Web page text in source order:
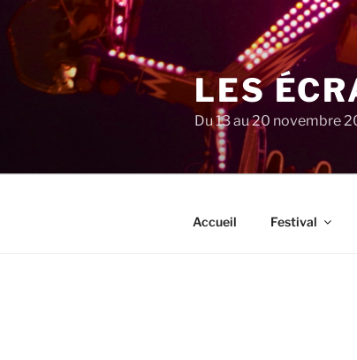
au
contenu
principal
LES
Du 13 au 20 novembre
Accueil Festival